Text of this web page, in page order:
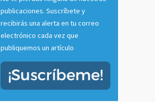
publicaciones. Suscríbete y
recibirás una alerta en tu correo
electrónico cada vez que
publiquemos un artículo